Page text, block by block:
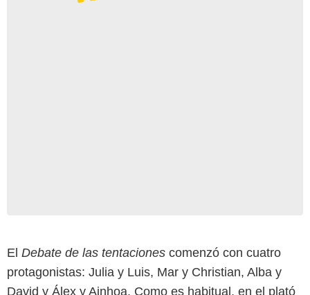
El Debate de las tentaciones comenzó con cuatro
protagonistas: Julia y Luis, Mar y Christian, Alba y
David y Álex y Ainhoa. Como es habitual, en el plató